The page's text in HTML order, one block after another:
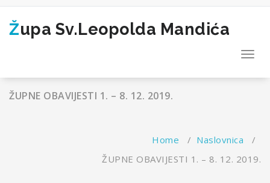
Skip
contentŽupa Sv.Leopolda Mandića
ŽUPNE OBAVIJESTI 1. – 8. 12. 2019.
Home / Naslovnica /
ŽUPNE OBAVIJESTI 1. – 8. 12. 2019.